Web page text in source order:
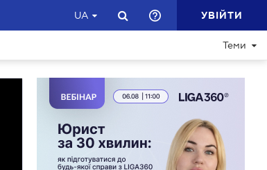
UA УВІЙТИ
Теми